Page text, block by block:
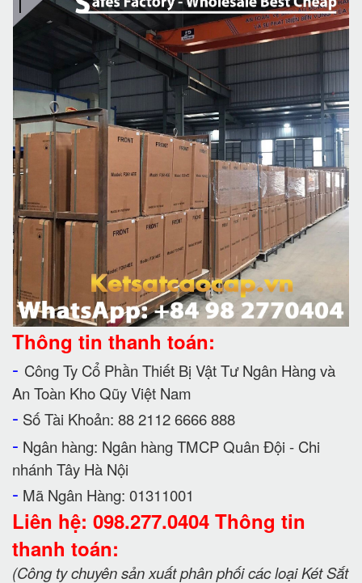
Thông tin thanh toán:
- Công Ty Cổ Phần Thiết Bị Vật Tư Ngân Hàng và
An Toàn Kho Qũy Việt Nam
- Số Tài Khoản: 88 2112 6666 888
- Ngân hàng: Ngân hàng TMCP Quân Đội - Chi
nhánh Tây Hà Nội
- Mã Ngân Hàng: 01311001
Liên hệ: 098.277.0404 Thông tin
thanh toán:
(Công ty chuyên sản xuất phân phối các loại Két Sắt